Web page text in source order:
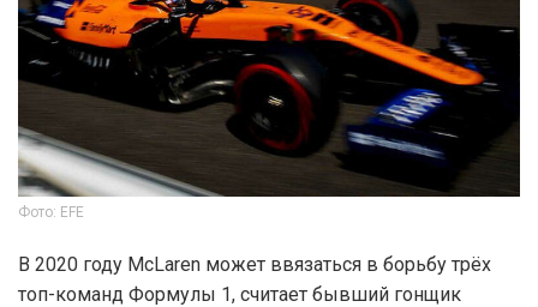
Фото: EFE
В 2020 году McLaren может ввязаться в борьбу трёх
топ-команд Формулы 1, считает бывший гонщик